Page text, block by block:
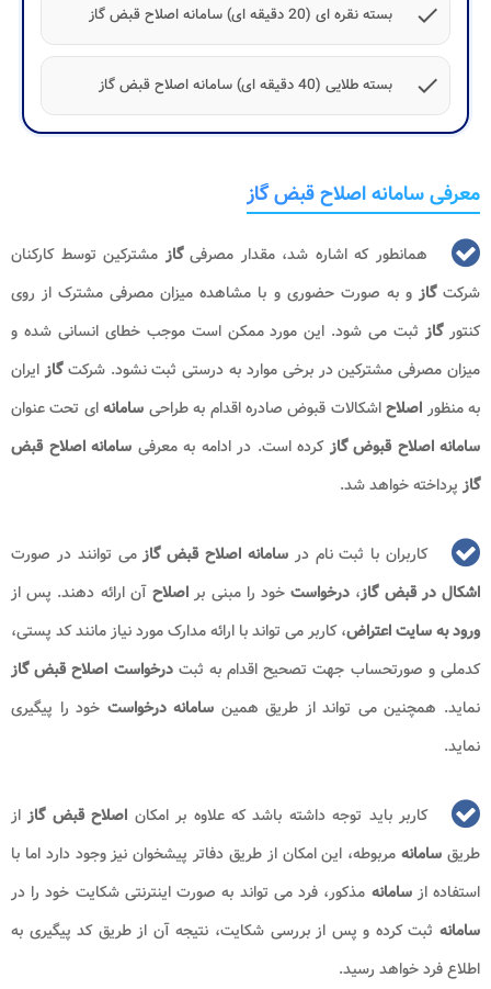
check بسته نقره ای (20 دقیقه ای) سامانه اصلاح قبض گاز
check بسته طلایی (40 دقیقه ای) سامانه اصلاح قبض گاز
معرفی سامانه اصلاح قبض گاز
همانطور که اشاره شد، مقدار مصرفیگاز مشترکین توسط کارکنان
شرکتگازو به صورت حضوری و با مشاهده میزان مصرفی مشترک از روی
کنتورگاز ثبت می شود. این مورد ممکن است موجب خطای انسانی شده و
میزان مصرفی مشترکین در برخی موارد به درستی ثبت نشود. شرکتگازایران
به منظور اصلاحاشکالات قبوض صادره اقدام به طراحی سامانهای تحت عنوان
سامانه اصلاح قبوض گازکرده است. در ادامه به معرفی سامانه اصلاح قبض
گازپرداخته خواهد شد.
کاربران با ثبت نام در سامانه اصلاح قبض گازمی توانند در صورت
اشکال در قبض گاز، درخواستخود را مبنی بر اصلاحآن ارائه دهند. پس از
ورود به سایت اعتراض، کاربر می تواند با ارائه مدارک مورد نیاز مانند کد پستی،
کدملی و صورتحساب جهت تصحیح اقدام به ثبتدرخواست اصلاح قبض گاز
نماید. همچنین می تواند از طریق همین سامانه درخواست خود را پیگیری
نماید.
کاربر باید توجه داشته باشد که علاوه بر امکان اصلاح قبض گاز از
طریق سامانه مربوطه، این امکان از طریق دفاتر پیشخوان نیز وجود دارد اما با
استفاده ازسامانه مذکور، فرد می تواند به صورت اینترنتی شکایت خود را در
سامانه ثبت کرده و پس از بررسی شکایت، نتیجه آن از طریق کد پیگیری به
اطلاع فرد خواهد رسید.